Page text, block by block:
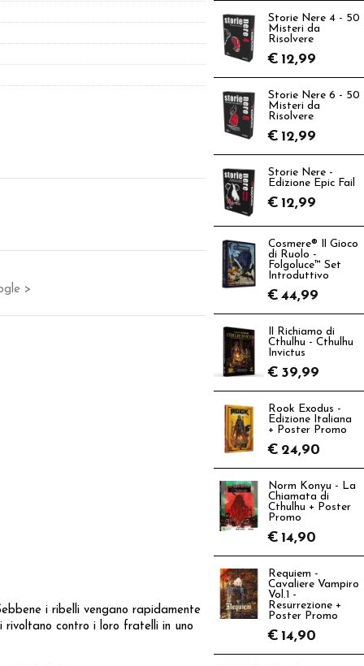
>
i ribelli vengano rapidamente
rivoltano contro i loro fratelli in uno
Storie Nere 4 - 50
Misteri da
Risolvere
€ 12,99
Storie Nere 6 - 50
Misteri da
Risolvere
€ 12,99
Storie Nere -
Edizione Epic Fail
€ 12,99
Cosmere® Il Gioco
di Ruolo -
Folgoluce™ Set
Introduttivo
€ 44,99
Il Richiamo di
Cthulhu - Cthulhu
Invictus
€ 39,99
Rook Exodus -
Edizione Italiana
+ Poster Promo
€ 24,90
Norm Konyu - La
Chiamata di
Cthulhu + Poster
Promo
€ 14,90
Requiem -
Cavaliere Vampiro
Vol.1 -
Resurrezione +
Poster Promo
€ 14,90